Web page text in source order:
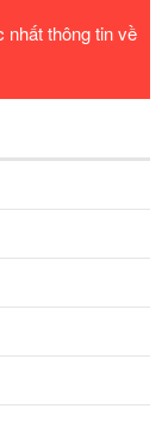
nhất thông tin về